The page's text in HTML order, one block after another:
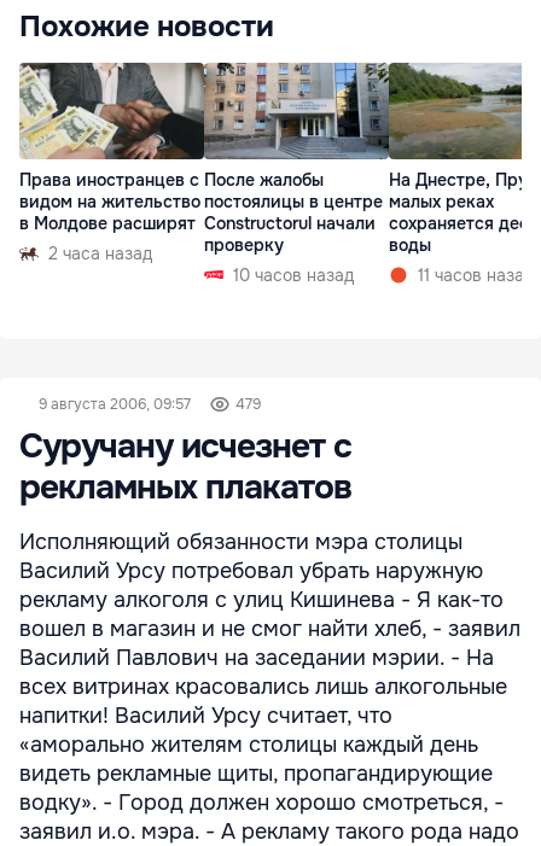
Похожие новости
Права иностранцев с
видом на жительство
в Молдове расширят
2 часа назад
После жалобы
постоялицы в центре
Constructorul начали
проверку
10 часов назад
На Днестре,
малых реках
сохраняется
воды
11 часов назад
9 августа 2006, 09:57 479
Суручану исчезнет с
рекламных плакатов
Исполняющий обязанности мэра столицы
Василий Урсу потребовал убрать наружную
рекламу алкоголя с улиц Кишинева - Я как-то
вошел в магазин и не смог найти хлеб, - заявил
Василий Павлович на заседании мэрии. - На
всех витринах красовались лишь алкогольные
напитки! Василий Урсу считает, что
«аморально жителям столицы каждый день
видеть рекламные щиты, пропагандирующие
водку». - Город должен хорошо смотреться, -
заявил и.о. мэра. - А рекламу такого рода надо